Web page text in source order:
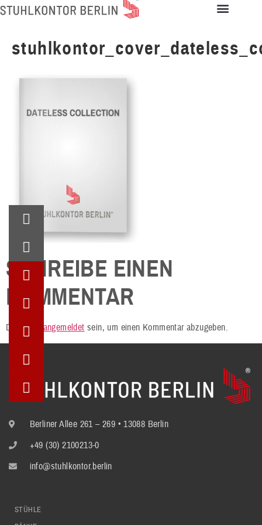
SCHREIBE EINEN
KOMMENTAR
Du musst angemeldet sein, um einen Kommentar abzugeben.
Berliner Allee 261 – 269 • 13088 Berlin
+49 (30) 2100213-0
info@stuhlkontor.berlin
STÜHLE